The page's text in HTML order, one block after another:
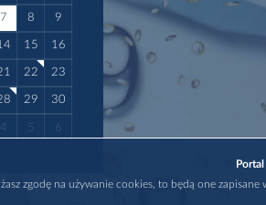
7 8 9
15 16
22 23
29 30
4 5 6
zgodę na używanie cookies, to będą one